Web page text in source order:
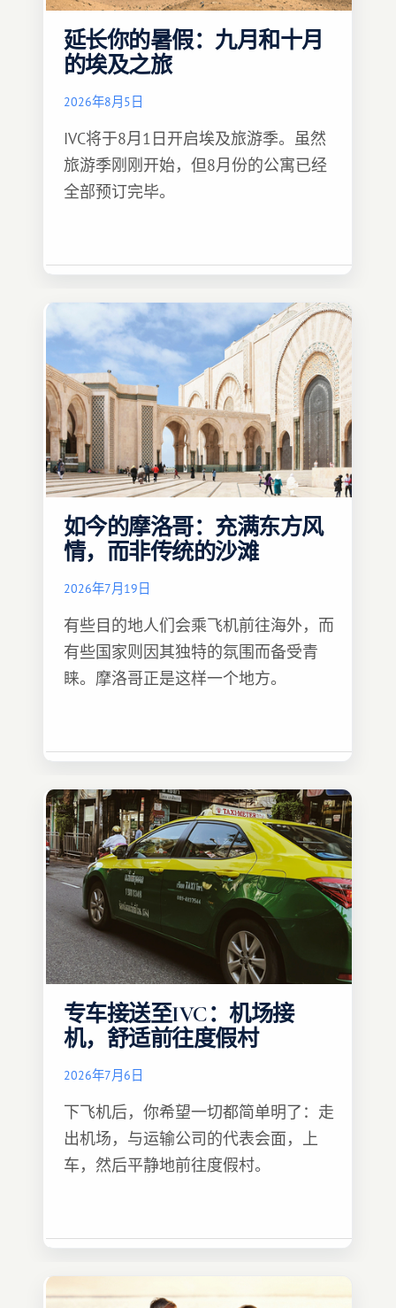
延长你的暑假：九月和十月
的埃及之旅
2026年8月5日
IVC将于8月1日开启埃及旅游季。虽然
旅游季刚刚开始，但8月份的公寓已经
全部预订完毕。
如今的摩洛哥：充满东方风
情，而非传统的沙滩
2026年7月19日
有些目的地人们会乘飞机前往海外，而
有些国家则因其独特的氛围而备受青
睐。摩洛哥正是这样一个地方。
专车接送至IVC：机场接
机，舒适前往度假村
2026年7月6日
下飞机后，你希望一切都简单明了：走
出机场，与运输公司的代表会面，上
车，然后平静地前往度假村。